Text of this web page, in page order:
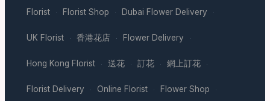
Florist · Florist Shop · Dubai Flower Delivery ·
UK Florist · 香港花店 · Flower Delivery ·
Hong Kong Florist · 送花 · 訂花 · 網上訂花 ·
Florist Delivery · Online Florist · Flower Shop ·